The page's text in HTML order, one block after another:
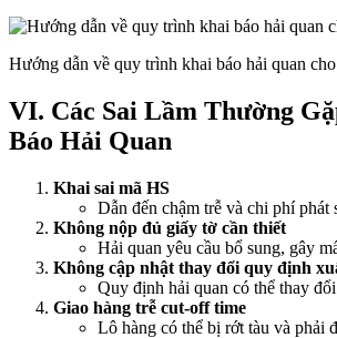
Hướng dẫn về quy trình khai báo hải quan
VI. Các Sai Lầm Thường
Báo Hải Quan
Khai sai mã HS
Dẫn đến chậm trễ và chi phí phát
Không nộp đủ giấy tờ cần thiết
Hải quan yêu cầu bổ sung, gây
Không cập nhật thay đổi quy định
Quy định hải quan có thể thay
Giao hàng trễ cut-off time
Lô hàng có thể bị rớt tàu và phải